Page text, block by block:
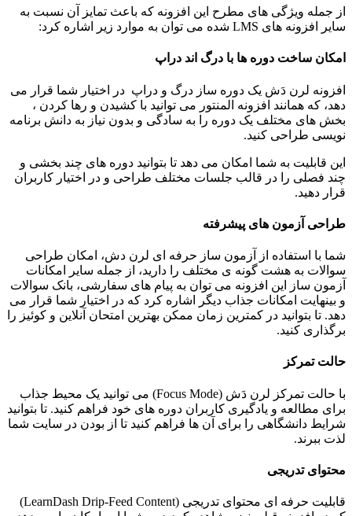
از جمله ویژگی های مطرح این افزونه که باعث تمایز آن نسبت به
سایر افزونه های LMS شده می توان به موارد زیر اشاره کرد:
امکان ساخت دوره ها با درگ اند دراپ
افزونه لرن‌ دَش یک دوره‌ ساز درگ و دراپ در اختیار شما قرار می‌
دهد، که همانند افزونه المنتور می توانید با کشیدن و رها کردن ،
بخش‌ های مختلف یک دوره را به سادگی و بدون نیاز به دانش برنامه
نویسی طراحی کنید.
این قابلیت به شما امکان می دهد تا بتوانید دوره‌ های چند بخشی و
چند فصلی را در قالب جلسات مختلف طراحی و در اختیار کاربران
قرار دهید.
طراحی آزمون‌ های پیشرفته
شما با استفاده از آزمون ‌ساز حرفه‌ ای لرن دش، امکان طراحی
سوالات به هشت گونه‌ ی مختلف را دارید، از جمله سایر امکانات
آزمون ساز این افزونه می توان به پیام ‌های سفارشی، بانک سوالات
و بینهایت امکانات جذاب دیگر اشاره کرد که در اختیار شما قرار می‌
دهد. تا بتوانید در کمترین زمان ممکن بهترین امتحان آنلاین و کوئیز را
برگذاری کنید.
حالت تمرکز
با حالت تمرکز لرن‌ دَش (Focus Mode) می توانید یک محیط جذاب
برای مطالعه و یادگیری کاربران دوره های خود فراهم کنید. تا بتوانید
شرایط دانشگاهی را برای آن ها فراهم کنید تا از بودن در سایت شما
لذت ببرند.
محتوای تدریجی
قابلیت حرفه‌ ای محتوای تدریجی (LearnDash Drip-Feed Content)